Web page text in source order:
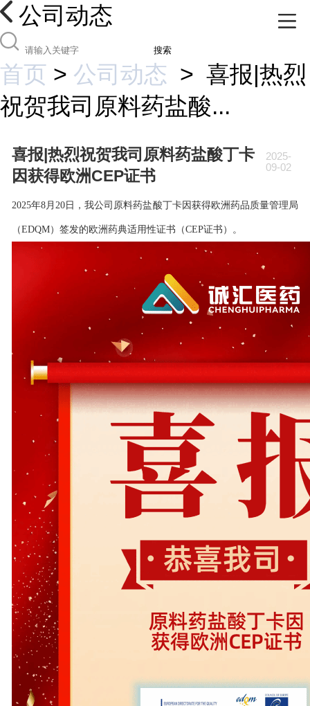
公司动态
搜索
首页 > 公司动态 > 喜报|热烈
祝贺我司原料药盐酸...
喜报|热烈祝贺我司原料药盐酸丁卡
因获得欧洲CEP证书
2025-
09-02
2025年8月20日，我公司原料药盐酸丁卡因获得欧洲药品质量管理局
（EDQM）签发的欧洲药典适用性证书（CEP证书）。